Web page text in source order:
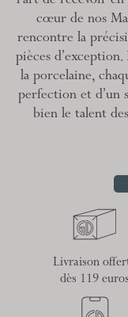
cœur de nos
rencontre la
pièces
la porcelaine,
perfection et d’un
bien le talent
Livraison
dès 119 euros